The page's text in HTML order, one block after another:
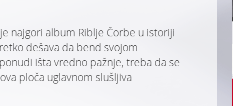
najgori album Riblje Čorbe u istoriji
dešava da bend svojom
išta vredno pažnje, treba da se
ploča uglavnom slušljiva